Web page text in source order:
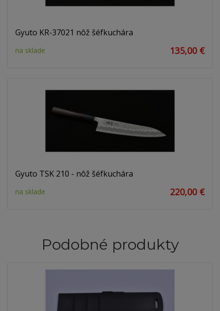
Gyuto KR-37021 nôž šéfkuchára
na sklade 135,00 €
Gyuto TSK 210 - nôž šéfkuchára
na sklade 220,00 €
Podobné produkty